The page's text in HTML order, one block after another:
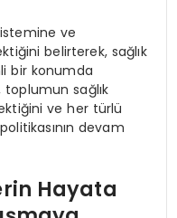
ve
belirterek, sağlık
bir konumda
toplumun sağlık
ve her türlü
devam
Hayata